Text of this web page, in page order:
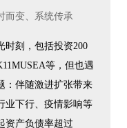
而变、系统传承
时刻，包括投资200
等，但也遇
：伴随激进扩张带来
业下行、疫情影响等
资产负债率超过